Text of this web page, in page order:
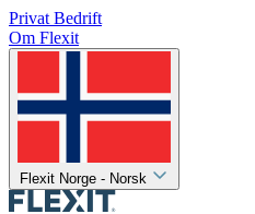
Privat Bedrift
Om Flexit
Flexit Norge - Norsk